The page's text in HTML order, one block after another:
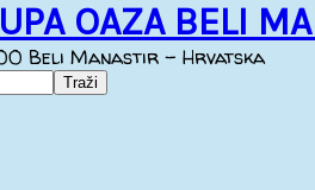
OAZA BELI
Beli Manastir - Hrvatska